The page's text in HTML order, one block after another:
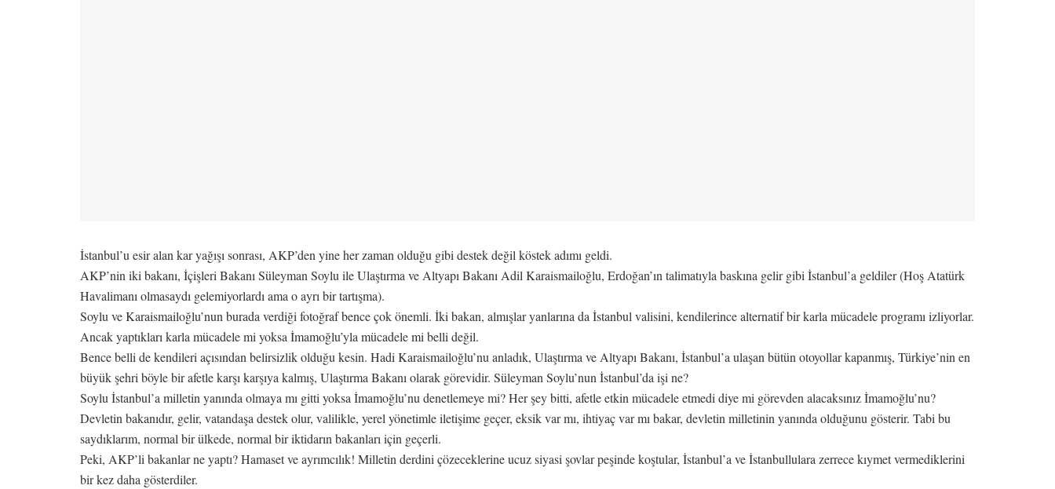
İstanbul’u esir alan kar yağışı sonrası, AKP’den yine her zaman olduğu gibi destek değil köstek adımı geldi.
AKP’nin iki bakanı, İçişleri Bakanı Süleyman Soylu ile Ulaştırma ve Altyapı Bakanı Adil Karaismailoğlu, Erdoğan’ın talimatıyla baskına gelir gibi İstanbul’a geldiler (Hoş Atatürk
Havalimanı olmasaydı gelemiyorlardı ama o ayrı bir tartışma).
Soylu ve Karaismailoğlu’nun burada verdiği fotoğraf bence çok önemli. İki bakan, almışlar yanlarına da İstanbul valisini, kendilerince alternatif bir karla mücadele programı izliyorlar.
Ancak yaptıkları karla mücadele mi yoksa İmamoğlu’yla mücadele mi belli değil.
Bence belli de kendileri açısından belirsizlik olduğu kesin. Hadi Karaismailoğlu’nu anladık, Ulaştırma ve Altyapı Bakanı, İstanbul’a ulaşan bütün otoyollar kapanmış, Türkiye’nin en
büyük şehri böyle bir afetle karşı karşıya kalmış, Ulaştırma Bakanı olarak görevidir. Süleyman Soylu’nun İstanbul’da işi ne?
Soylu İstanbul’a milletin yanında olmaya mı gitti yoksa İmamoğlu’nu denetlemeye mi? Her şey bitti, afetle etkin mücadele etmedi diye mi görevden alacaksınız İmamoğlu’nu?
Devletin bakanıdır, gelir, vatandaşa destek olur, valilikle, yerel yönetimle iletişime geçer, eksik var mı, ihtiyaç var mı bakar, devletin milletinin yanında olduğunu gösterir. Tabi bu
saydıklarım, normal bir ülkede, normal bir iktidarın bakanları için geçerli.
Peki, AKP’li bakanlar ne yaptı? Hamaset ve ayrımcılık! Milletin derdini çözeceklerine ucuz siyasi şovlar peşinde koştular, İstanbul’a ve İstanbullulara zerrece kıymet vermediklerini
bir kez daha gösterdiler.